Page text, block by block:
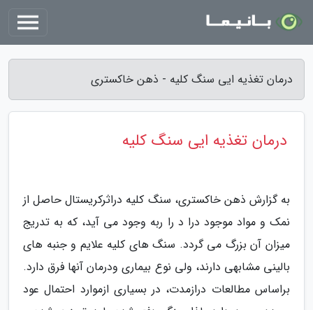
درمان تغذیه ایی سنگ کلیه - ذهن خاکستری
درمان تغذیه ایی سنگ کلیه
به گزارش ذهن خاکستری، سنگ کلیه دراثرکریستال حاصل از
نمک و مواد موجود درا د را ربه وجود می آید، که به تدریج
میزان آن بزرگ می گردد. سنگ های کلیه علایم و جنبه های
بالینی مشابهی دارند، ولی نوع بیماری ودرمان آنها فرق دارد.
براساس مطالعات درازمدت، در بسیاری ازموارد احتمال عود